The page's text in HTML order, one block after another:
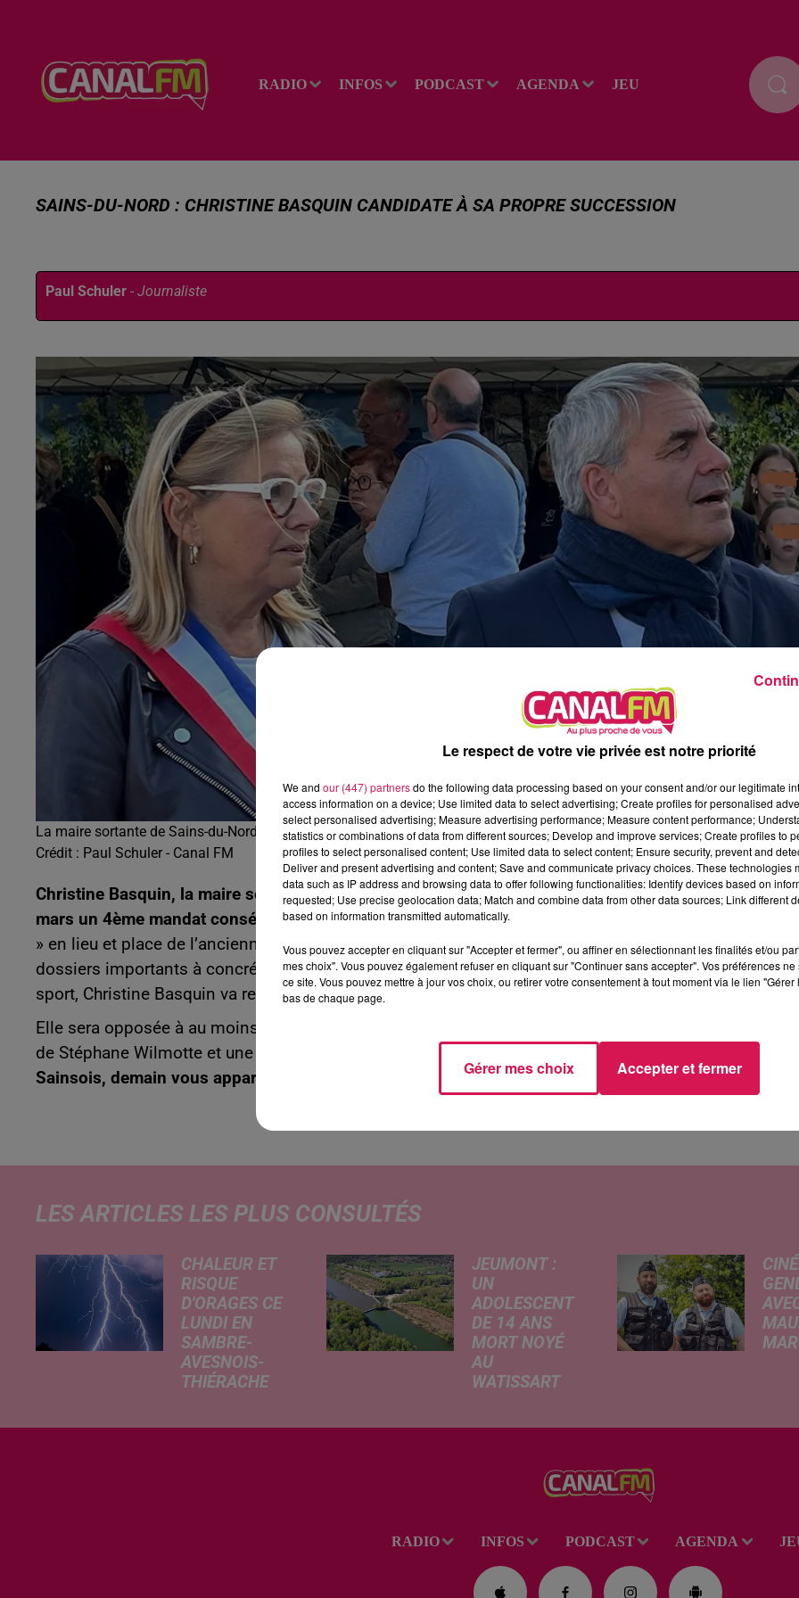
RADIO INFOS PODCAST AGENDA JEU
SAINS-DU-NORD : CHRISTINE BASQUIN CANDIDATE À SA PROPRE SUCCESSION
Paul Schuler - Journaliste
La maire sortante de Sains-du-Nord avec le président des Hauts-de-France, Xavier Bertrand
Crédit : Paul Schuler - Canal FM
Christine Basquin, la maire sortante de Sains-du-Nord, vient d’annoncer son intention de briguer en
mars un 4ème mandat consécutif !Elle estime avoir un bon bilan, après l’ouverture du « Cœur de Sains
» en lieu et place de l’ancienne caserne des pompiers. Ayant encore sur son bureau de maire,
dossiers importants à concrétiser, comme celui concernant la construction d’une nouvelle salle de
sport, Christine Basquin va repartir en campagne !
Elle sera opposée à au moins deux autres candidats :
de Stéphane Wilmotte et une 3ème liste venue des rangs de l’opposition, plutôt à gauche, baptisée «
Sainsois, demain vous appartient
», avec à sa tête l’élue municipaleNatacha Van Elslande-Hansenius
19h00 - 20h00
EVA le soir
20h00 - 22h00
Les hits de Canal FM
LES ARTICLES LES PLUS CONSULTÉS
CHALEUR ET
RISQUE
D'ORAGES CE
LUNDI EN
SAMBRE-
AVESNOIS-
THIÉRACHE
typiquement
JEUMONT :
UN
ADOLESCENT
DE 14 ANS
MORT NOYÉ
AU
WATISSART
informations
lundi par nos
confrères de La
le plan d'eau de
de la
RADIO INFOS PODCAST AGENDA
Le respect de votre vie privée est notre priorité
We and our (447) partnersdo the following data processing based on your consent and/or our legitimate
access information on a device; Use limited data to select advertising; Create profiles for personalised
select personalised advertising; Measure advertising performance; Measure content performance;
statistics or combinations of data from different sources; Develop and improve services; Create profiles to
profiles to select personalised content; Use limited data to select content; Ensure security, prevent and
Deliver and present advertising and content; Save and communicate privacy choices. These technologies
data such as IP address and browsing data to offer following functionalities: Identify devices based on
requested; Use precise geolocation data; Match and combine data from other data sources; Link different
based on information transmitted automatically.
Vous pouvez accepter en cliquant sur "Accepter et fermer", ou affiner en sélectionnant les finalités et/ou
mes choix". Vous pouvez également refuser en cliquant sur "Continuer sans accepter". Vos préférences
ce site. Vous pouvez mettre à jour vos choix, ou retirer votre consentement à tout moment via le lien
bas de chaque page.
Gérer mes choix Accepter et fermer